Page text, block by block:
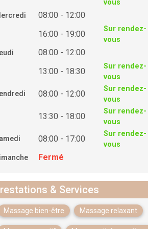
vous
08:00 - 12:00
16:00 - 19:00
Sur rendez-
vous
08:00 - 12:00
13:00 - 18:30
Sur rendez-
vous
08:00 - 12:00
Sur rendez-
vous
13:30 - 18:00
Sur rendez-
vous
08:00 - 17:00
Sur rendez-
vous
Fermé
& Services
Massage bien-être Massage relaxant